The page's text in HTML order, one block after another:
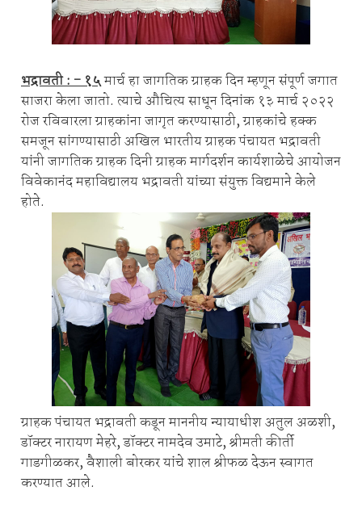
भद्रावती : - १५मार्च हा जागतिक ग्राहक दिन म्हणून संपूर्ण जगात
साजरा केला जातो. त्याचे औचित्य साधून दिनांक १३ मार्च २०२२
रोज रविवारला ग्राहकांना जागृत करण्यासाठी, ग्राहकांचे हक्क
समजून सांगण्यासाठी अखिल भारतीय ग्राहक पंचायत भद्रावती
यांनी जागतिक ग्राहक दिनी ग्राहक मार्गदर्शन कार्यशाळेचे आयोजन
विवेकानंद महाविद्यालय भद्रावती यांच्या संयुक्त विद्यमाने केले
होते.
ग्राहक पंचायत भद्रावती कडून माननीय न्यायाधीश अतुल अळशी,
डॉक्टर नारायण मेहरे, डॉक्टर नामदेव उमाटे, श्रीमती कीर्ती
गाडगीळकर, वैशाली बोरकर यांचे शाल श्रीफळ देऊन स्वागत
करण्यात आले.